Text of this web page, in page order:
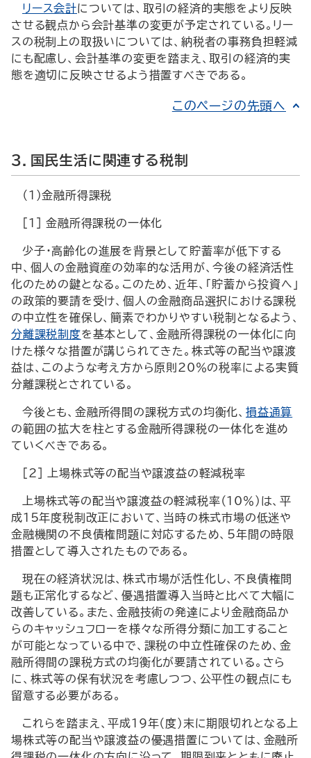
リース会計については、取引の経済的実態をより反映
させる観点から会計基準の変更が予定されている。リー
スの税制上の取扱いについては、納税者の事務負担軽減
にも配慮し、会計基準の変更を踏まえ、取引の経済的実
態を適切に反映させるよう措置すべきである。
このページの先頭へ
3．国民生活に関連する税制
（1）金融所得課税
[1] 金融所得課税の一体化
少子・高齢化の進展を背景として貯蓄率が低下する
中、個人の金融資産の効率的な活用が、今後の経済活性
化のための鍵となる。このため、近年、「貯蓄から投資へ」
の政策的要請を受け、個人の金融商品選択における課税
の中立性を確保し、簡素でわかりやすい税制となるよう、
分離課税制度を基本として、金融所得課税の一体化に向
けた様々な措置が講じられてきた。株式等の配当や譲渡
益は、このような考え方から原則20％の税率による実質
分離課税とされている。
今後とも、金融所得間の課税方式の均衡化、 損益通算
の範囲の拡大を柱とする金融所得課税の一体化を進め
ていくべきである。
[2] 上場株式等の配当や譲渡益の軽減税率
上場株式等の配当や譲渡益の軽減税率（10％）は、平
成15年度税制改正において、当時の株式市場の低迷や
金融機関の不良債権問題に対応するため、5年間の時限
措置として導入されたものである。
現在の経済状況は、株式市場が活性化し、不良債権問
題も正常化するなど、優遇措置導入当時と比べて大幅に
改善している。また、金融技術の発達により金融商品か
らのキャッシュフローを様々な所得分類に加工すること
が可能となっている中で、課税の中立性確保のため、金
融所得間の課税方式の均衡化が要請されている。さら
に、株式等の保有状況を考慮しつつ、公平性の観点にも
留意する必要がある。
これらを踏まえ、平成19年（度）末に期限切れとなる上
場株式等の配当や譲渡益の優遇措置については、金融所